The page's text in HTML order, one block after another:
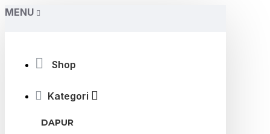
MENU
Shop
Kategori
DAPUR